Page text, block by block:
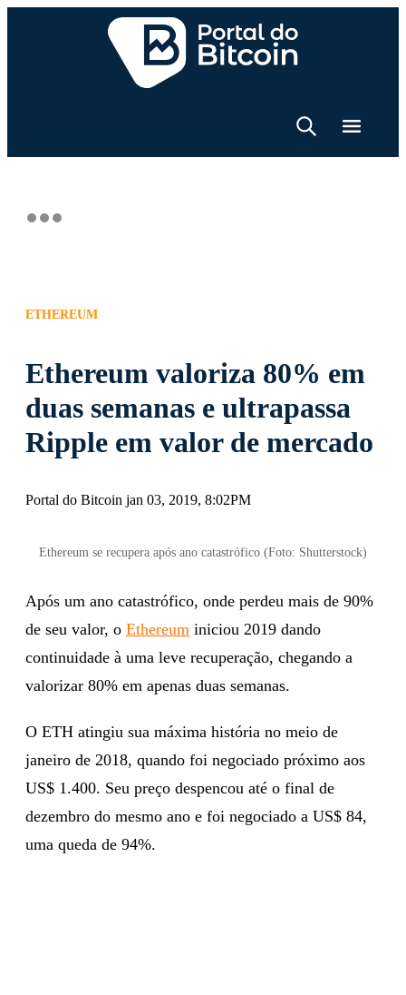
Ethereum valoriza 80% em
duas semanas e ultrapassa
Ethereum se recupera após ano catastrófico (Foto: Shutterstock)
Após um ano catastrófico, onde perdeu mais de 90%
de seu valor, o Ethereum iniciou 2019 dando
continuidade à uma leve recuperação, chegando a
valorizar 80% em apenas duas semanas.
O ETH atingiu sua máxima história no meio de
janeiro de 2018, quando foi negociado próximo aos
US$ 1.400. Seu preço despencou até o final de
dezembro do mesmo ano e foi negociado a US$ 84,